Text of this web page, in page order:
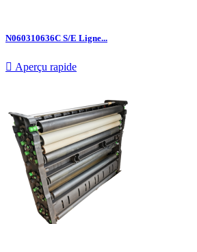
N060310636C S/E Ligne...
 Aperçu rapide